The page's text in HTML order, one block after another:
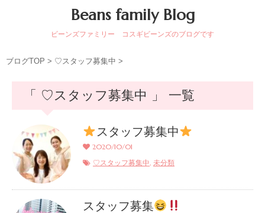
Beans family Blog
ビーンズファミリー コスギビーンズのブログです
ブログTOP > ♡スタッフ募集中 >
「 ♡スタッフ募集中 」 一覧
スタッフ募集中
2020/10/01
♡スタッフ募集中, 未分類
スタッフ募集